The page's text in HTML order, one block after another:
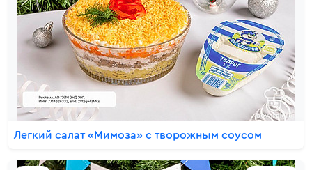
Легкий салат «Мимоза» с творожным соусом